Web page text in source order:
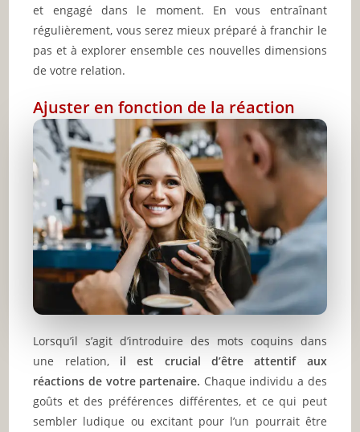
et engagé dans le moment. En vous entraînant
régulièrement, vous serez mieux préparé à franchir le
pas et à explorer ensemble ces nouvelles dimensions
de votre relation.
Ajuster en fonction de la réaction
Lorsqu’il s’agit d’introduire des mots coquins dans
une relation, il est crucial d’être attentif aux
réactions de votre partenaire. Chaque individu a des
goûts et des préférences différentes, et ce qui peut
sembler ludique ou excitant pour l’un pourrait être